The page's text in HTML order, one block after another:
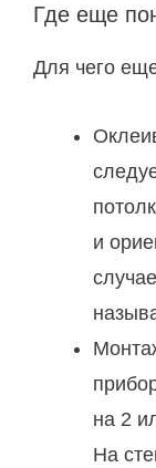
Где еще
Для чего
и
на 2
На